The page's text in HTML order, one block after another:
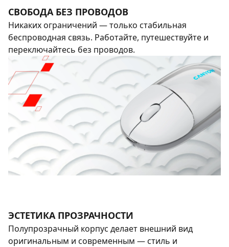
СВОБОДА БЕЗ ПРОВОДОВ
Никаких ограничений — только стабильная
беспроводная связь. Работайте, путешествуйте и
переключайтесь без проводов.
ЭСТЕТИКА ПРОЗРАЧНОСТИ
Полупрозрачный корпус делает внешний вид
оригинальным и современным — стиль и